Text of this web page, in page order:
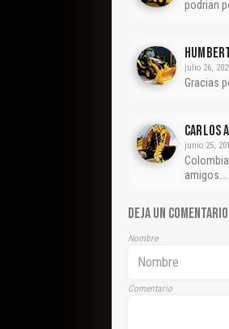
podrian
julio 26,
Gracias
CARLOS
junio 25,
DEJA UN COMENTARIO
Nombre
Comentario